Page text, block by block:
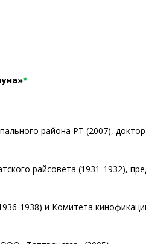
*
района РТ (2007),
райсовета (1931-1932),
1938) и Комитета